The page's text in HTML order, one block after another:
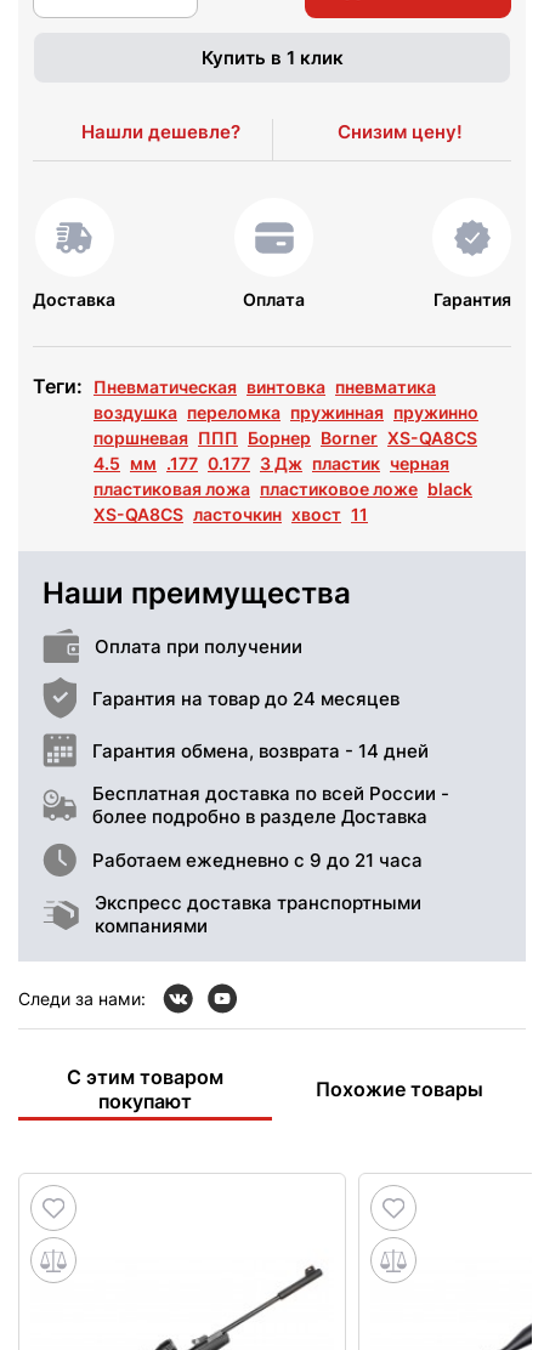
Купить в 1 клик
Нашли дешевле? Снизим цену!
Доставка Оплата Гарантия
Теги: Пневматическая винтовка пневматика
воздушка переломка пружинная пружинно
поршневая ППП Борнер Borner XS-QA8CS
4.5 мм .177 0.177 3 Дж пластик черная
пластиковая ложа пластиковое ложе black
XS-QA8CS ласточкин хвост 11
Наши преимущества
Оплата при получении
Гарантия на товар до 24 месяцев
Гарантия обмена, возврата - 14 дней
Бесплатная доставка по всей России -
более подробно в разделе Доставка
Работаем ежедневно с 9 до 21 часа
Экспресс доставка транспортными
компаниями
Следи за нами:
С этим товаром
покупают
Похожие товары